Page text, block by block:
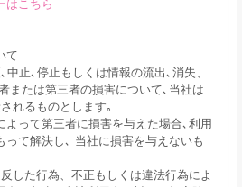
て
止､停止もしくは情報の流出､消失、
または第三者の損害について､当社は
れるものとします｡
って第三者に損害を与えた場合､利用
て解決し､ 当社に損害を与えないも
した行為、不正もしくは違法行為によ